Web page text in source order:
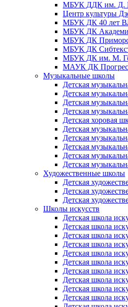
МБУК ДДК им. Д.
Центр культуры
МБУК ДК 40 лет
МБУК ДК
МБУК ДК
МБУК ДК
МБУК ДК им. М.
МАУК ДК
Музыкальные школы
Детская
Детская
Детская
Детская
Детская хоровая
Детская
Детская
Детская
Детская
Детская
Художественные школы
Детская
Детская
Детская
Школы искусств
Детская школа
Детская школа
Детская школа
Детская школа
Детская школа
Детская школа
Детская школа
Детская школа
Детская школа
Детская школа